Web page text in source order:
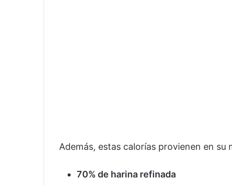
Además, estas calorías provienen en
70% de harina refinada